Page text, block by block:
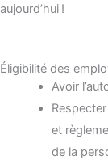
aujourd’hui !
Éligibilité des
Avoir
et
de la